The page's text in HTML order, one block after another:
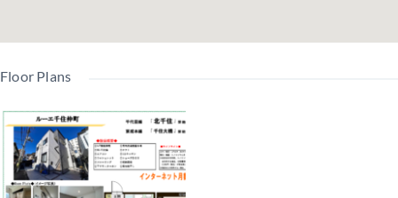
Floor Plans